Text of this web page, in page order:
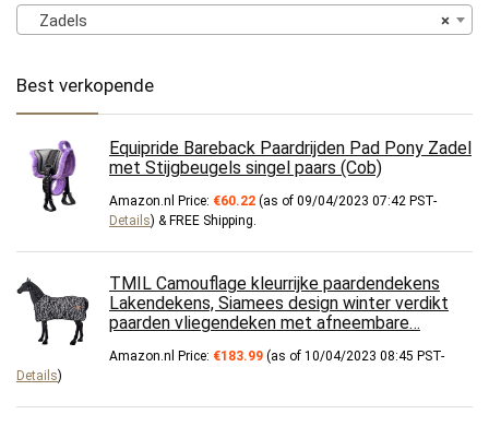
×
Zadels
Best verkopende
Equipride Bareback Paardrijden Pad Pony Zadel
met Stijgbeugels singel paars (Cob)
Amazon.nl Price: €60.22 (as of 09/04/2023 07:42 PST-
Details) & FREE Shipping
TMIL Camouflage kleurrijke paardendekens
Lakendekens, Siamees design winter verdikt
paarden vliegendeken met afneembare…
Amazon.nl Price: €183.99 (as of 10/04/2023 08:45 PST-
Details)